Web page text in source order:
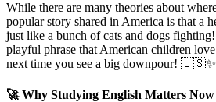
While there are many theories about
popular story shared in America is that a
just like a bunch of cats and dogs
playful phrase that American children
next time you see a big downpour! 🇺🇸✨
🚀 Why Studying English Matters Now